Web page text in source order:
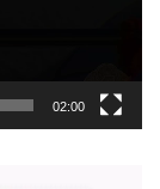
02:00